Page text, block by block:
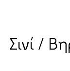
Σινί /